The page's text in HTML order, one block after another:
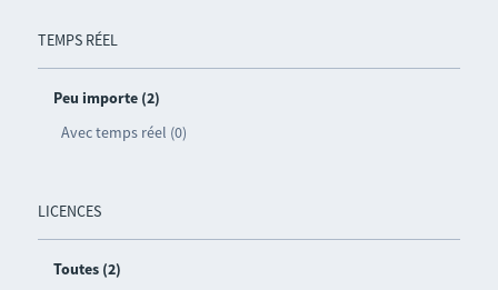
TEMPS RÉEL
Peu importe (2)
Avec temps réel (0)
LICENCES
Toutes (2)